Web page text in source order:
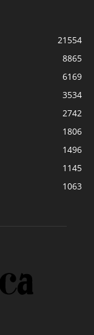
21554
8865
6169
3534
2742
1806
1496
1145
1063